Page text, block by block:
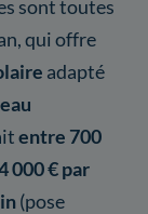
sont toutes
qui offre
adapté
entre 700
000 € par
(pose